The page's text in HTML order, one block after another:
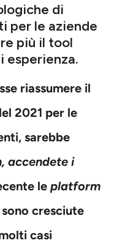
di
per le aziende
più il tool
esperienza.
riassumere il
2021 per le
sarebbe
accendete i
le platform
cresciute
casi